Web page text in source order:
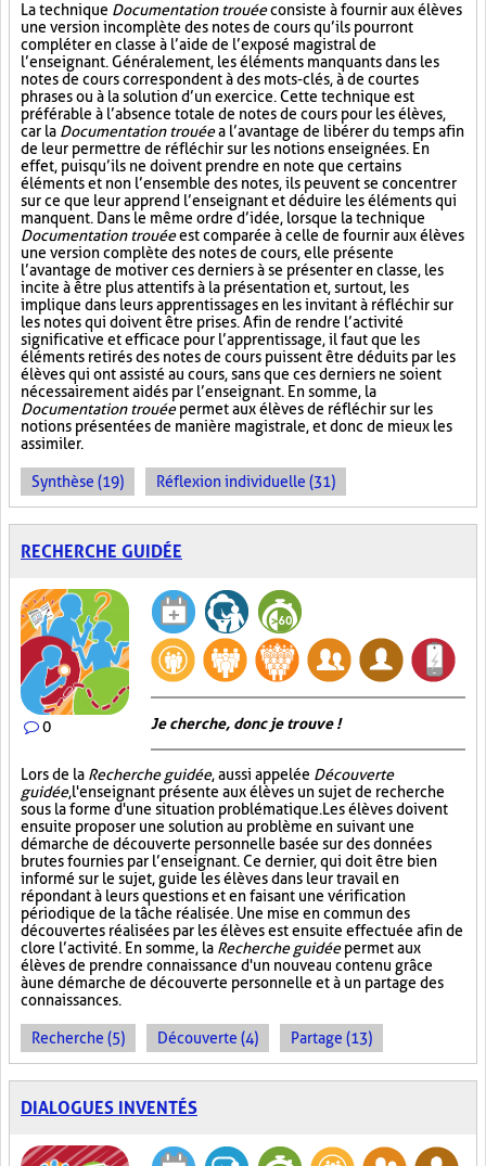
La technique Documentation trouéeconsiste à fournir aux élèves
une version incomplète des notes de cours qu’ils pourront
compléter en classe à l’aide de l’exposé magistral de
l’enseignant. Généralement, les éléments manquants dans les
notes de cours correspondent à des mots-clés, à de courtes
phrases ou à la solution d’un exercice. Cette technique est
préférable à l’absence totale de notes de cours pour les élèves,
car la Documentation trouéea l’avantage de libérer du temps afin
de leur permettre de réfléchir sur les notions enseignées. En
effet, puisqu’ils ne doivent prendre en note que certains
éléments et non l’ensemble des notes, ils peuvent se concentrer
sur ce que leur apprend l’enseignant et déduire les éléments qui
manquent. Dans le même ordre d’idée, lorsque la technique
Documentation trouéeest comparée à celle de fournir aux élèves
une version complète des notes de cours, elle présente
l’avantage de motiver ces derniers à se présenter en classe, les
incite à être plus attentifs à la présentation et, surtout, les
implique dans leurs apprentissages en les invitant à réfléchir sur
les notes qui doivent être prises. Afin de rendre l’activité
significative et efficace pour l’apprentissage, il faut que les
éléments retirés des notes de cours puissent être déduits par les
élèves qui ont assisté au cours, sans que ces derniers ne soient
nécessairement aidés par l’enseignant. En somme, la
Documentation trouéepermet aux élèves de réfléchir sur les
notions présentées de manière magistrale, et donc de mieux les
assimiler.
Synthèse (19) Réflexion individuelle (31)
RECHERCHE GUIDÉE
0 Je cherche, donc je trouve !
Lors de la Recherche guidée, aussi appelée Découverte
guidée, l'enseignant présente aux élèves un sujet de recherche
sous la forme d'une situation problématique. Les élèves doivent
ensuite proposer une solution au problème en suivant une
démarche de découverte personnelle basée sur des données
brutes fournies par l’enseignant. Ce dernier, qui doit être bien
informé sur le sujet, guide les élèves dans leur travail en
répondant à leurs questions et en faisant une vérification
périodique de la tâche réalisée. Une mise en commun des
découvertes réalisées par les élèves est ensuite effectuée afin de
clore l’activité. En somme, la Recherche guidéepermet aux
élèves de prendre connaissance d'un nouveau contenu grâce
à une démarche de découverte personnelle et à un partage des
connaissances.
Recherche (5) Découverte (4) Partage (13)
DIALOGUES INVENTÉS